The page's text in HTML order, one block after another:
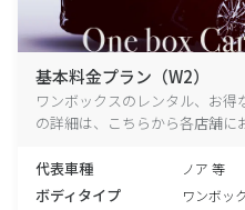
基本料金プラン（W2）
ワンボックスのレンタル、お
の詳細は、こちらから各店舗に
代表車種 ノア 等
ボディタイプ ワンボッ